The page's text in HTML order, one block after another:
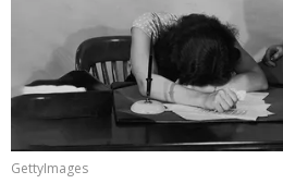
GettyImages